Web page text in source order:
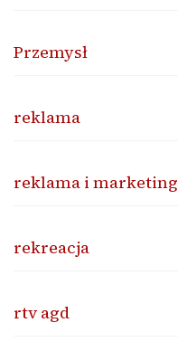
Przemysł
reklama
reklama i marketing
rekreacja
rtv agd